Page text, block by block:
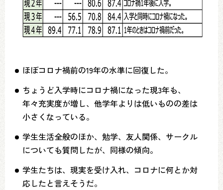
ほぼコロナ禍前の19年の水準に回復した。
ちょうど入学時にコロナ禍になった現3年も、
年々充実度が増し、他学年よりは低いものの差は
小さくなっている。
学生生活全般のほか、勉学、友人関係、サークル
についても質問したが、同様の傾向。
学生たちは、現実を受け入れ、コロナに何とか対
応したと言えそうだ。